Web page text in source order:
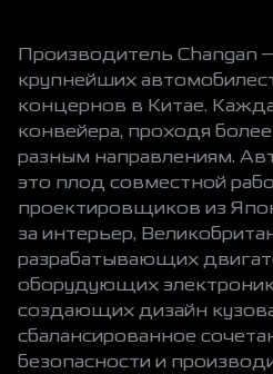
Масляный поддон
Впускной коллектор
Шкив
Маховик
Шатуны
Поршневые пальцы
Масляный поддон
Впускной коллектор
Шкив
Маховик
Производитель Changan
крупнейших
концернов в Китае.
конвейера, проходя
разным направлениям.
это плод совместной
проектировщиков из
за интерьер,
разрабатывающих
оборудующих
создающих дизайн
сбалансированное
безопасности и